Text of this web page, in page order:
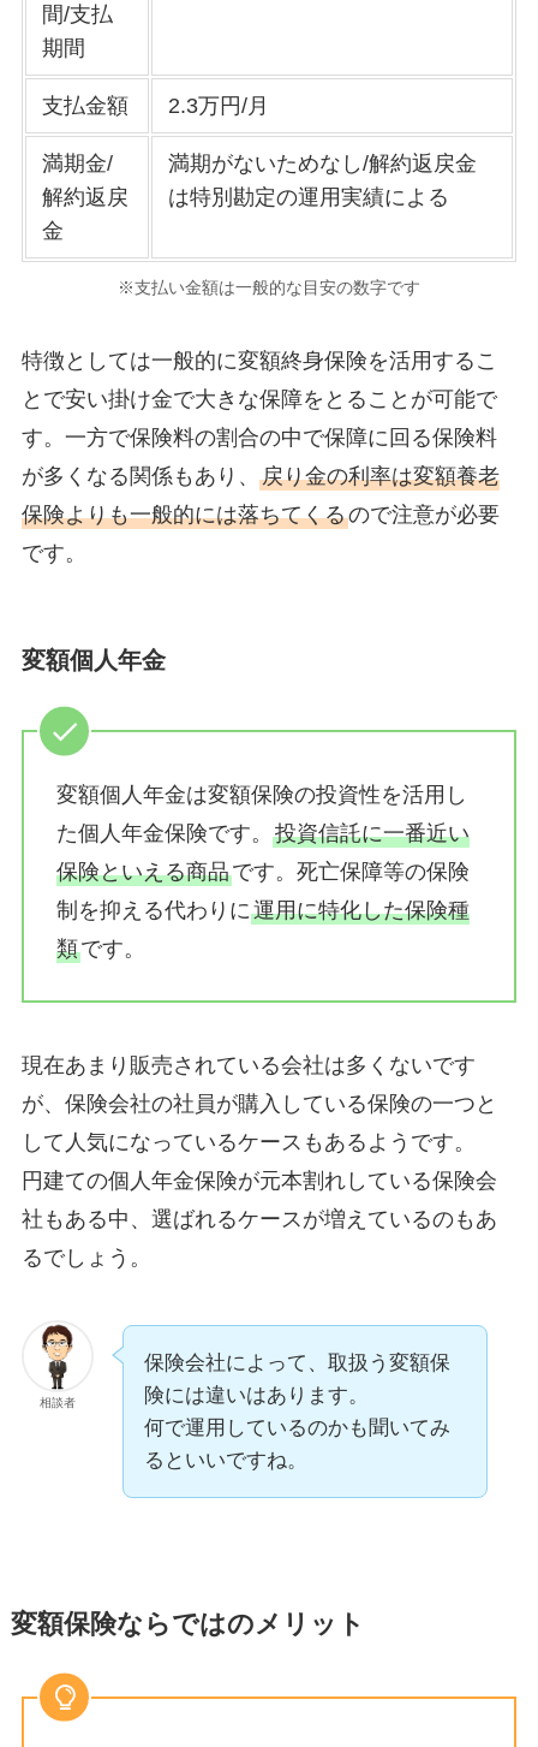
間/支払
期間
支払金額 2.3万円/月
満期金/
解約返戻
金
満期がないためなし/解約返戻金
は特別勘定の運用実績による
※支払い金額は一般的な目安の数字です
特徴としては一般的に変額終身保険を活用するこ
とで安い掛け金で大きな保障をとることが可能で
す。一方で保険料の割合の中で保障に回る保険料
が多くなる関係もあり、 戻り金の利率は変額養老
保険よりも一般的には落ちてくるので注意が必要
です。
変額個人年金
変額個人年金は変額保険の投資性を活用し
た個人年金保険です。 投資信託に一番近い
保険といえる商品です。死亡保障等の保険
制を抑える代わりに運用に特化した保険種
類です。
現在あまり販売されている会社は多くないです
が、保険会社の社員が購入している保険の一つと
して人気になっているケースもあるようです。
円建ての個人年金保険が元本割れしている保険会
社もある中、選ばれるケースが増えているのもあ
るでしょう。
相談者
保険会社によって、取扱う変額保
険には違いはあります。
何で運用しているのかも聞いてみ
るといいですね。
変額保険ならではのメリット